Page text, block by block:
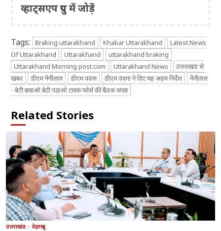
व्हाट्सएप ग्रुप में जोड़ें
Tags: Braking uttarakhand Khabar Uttarakhand
Latest News
Of Uttarakhand
Uttarakhand
uttarakhand braking
Uttarakhand Morning post.com
Uttarakhand News
उत्तराखंड से
खबर
डीएम नैनीताल डीएम वंदना डीएम वंदना ने दिए यह अहम निर्देश
नैनीताल
- बेटी बचाओ बेटी पढ़ाओ टास्क फोर्स की बैठक संपन्न
Related Stories
उत्तराखंड देहरादून